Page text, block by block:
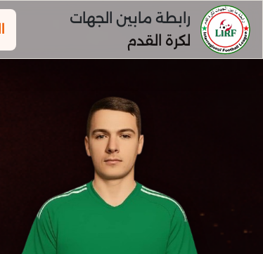
رابطة مابين الجهات
لكرة القدم